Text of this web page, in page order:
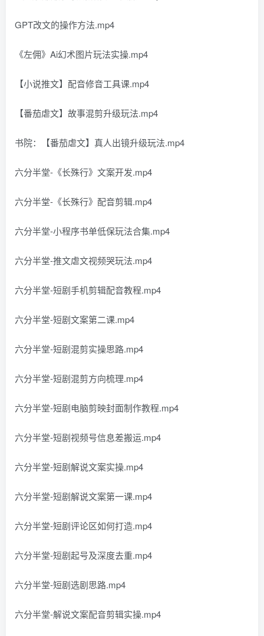
GPT改文的操作方法.mp4
《左佣》Ai幻术图片玩法实操.mp4
【小说推文】配音修音工具课.mp4
【番茄虐文】故事混剪升级玩法.mp4
书院：【番茄虐文】真人出镜升级玩法.mp4
六分半堂-《长殊行》文案开发.mp4
六分半堂-《长殊行》配音剪辑.mp4
六分半堂-小程序书单低保玩法合集.mp4
六分半堂-推文虐文视频哭玩法.mp4
六分半堂-短剧手机剪辑配音教程.mp4
六分半堂-短剧文案第二课.mp4
六分半堂-短剧混剪实操思路.mp4
六分半堂-短剧混剪方向梳理.mp4
六分半堂-短剧电脑剪映封面制作教程.mp4
六分半堂-短剧视频号信息差搬运.mp4
六分半堂-短剧解说文案实操.mp4
六分半堂-短剧解说文案第一课.mp4
六分半堂-短剧评论区如何打造.mp4
六分半堂-短剧起号及深度去重.mp4
六分半堂-短剧选剧思路.mp4
六分半堂-解说文案配音剪辑实操.mp4